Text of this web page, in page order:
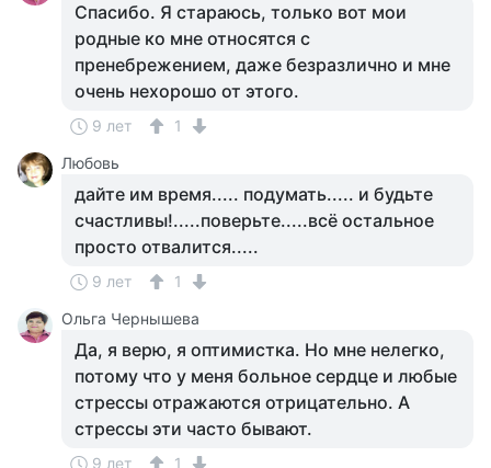
Спасибо. Я стараюсь, только вот мои
родные ко мне относятся с
пренебрежением, даже безразлично и мне
очень нехорошо от этого.
9 лет
1
Любовь
дайте им время..... подумать..... и будьте
счастливы!.....поверьте.....всё остальное
просто отвалится.....
9 лет
1
Ольга Чернышева
Да, я верю, я оптимистка. Но мне нелегко,
потому что у меня больное сердце и любые
стрессы отражаются отрицательно. А
стрессы эти часто бывают.
9 лет 1